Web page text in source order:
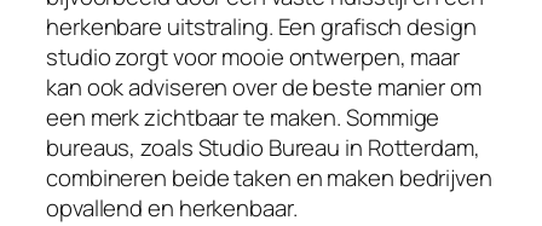
herkenbare uitstraling. Een grafisch design
studio zorgt voor mooie ontwerpen, maar
kan ook adviseren over de beste manier om
een merk zichtbaar te maken. Sommige
bureaus, zoals Studio Bureau in Rotterdam,
combineren beide taken en maken bedrijven
opvallend en herkenbaar.